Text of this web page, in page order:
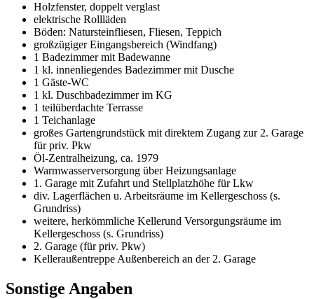
Holzfenster, doppelt verglast
elektrische Rollläden
Böden: Natursteinfliesen, Fliesen, Teppich
großzügiger Eingangsbereich (Windfang)
1 Badezimmer mit Badewanne
1 kl. innenliegendes Badezimmer mit Dusche
1 Gäste-WC
1 kl. Duschbadezimmer im KG
1 teilüberdachte Terrasse
1 Teichanlage
großes Gartengrundstück mit direktem Zugang zur 2. Garage
für priv. Pkw
Öl-Zentralheizung, ca. 1979
Warmwasserversorgung über Heizungsanlage
1. Garage mit Zufahrt und Stellplatzhöhe für Lkw
div. Lagerflächen u. Arbeitsräume im Kellergeschoss (s.
Grundriss)
weitere, herkömmliche Kellerund Versorgungsräume im
Kellergeschoss (s. Grundriss)
2. Garage (für priv. Pkw)
Kelleraußentreppe Außenbereich an der 2. Garage
Sonstige Angaben